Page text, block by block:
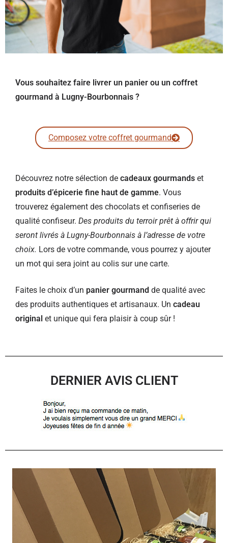
Vous souhaitez faire livrer un panier ou un coffret
gourmand à Lugny-Bourbonnais ?
Composez votre coffret gourmand
Découvrez notre sélection de cadeaux gourmands et
produits d’épicerie fine haut de gamme. Vous
trouverez également des chocolats et confiseries de
qualité confiseur. Des produits du terroir prêt à offrir qui
seront livrés à Lugny-Bourbonnais à l’adresse de votre
choix. Lors de votre commande, vous pourrez y ajouter
un mot qui sera joint au colis sur une carte.
Faites le choix d’un panier gourmand de qualité avec
des produits authentiques et artisanaux. Un cadeau
original et unique qui fera plaisir à coup sûr !
DERNIER AVIS CLIENT